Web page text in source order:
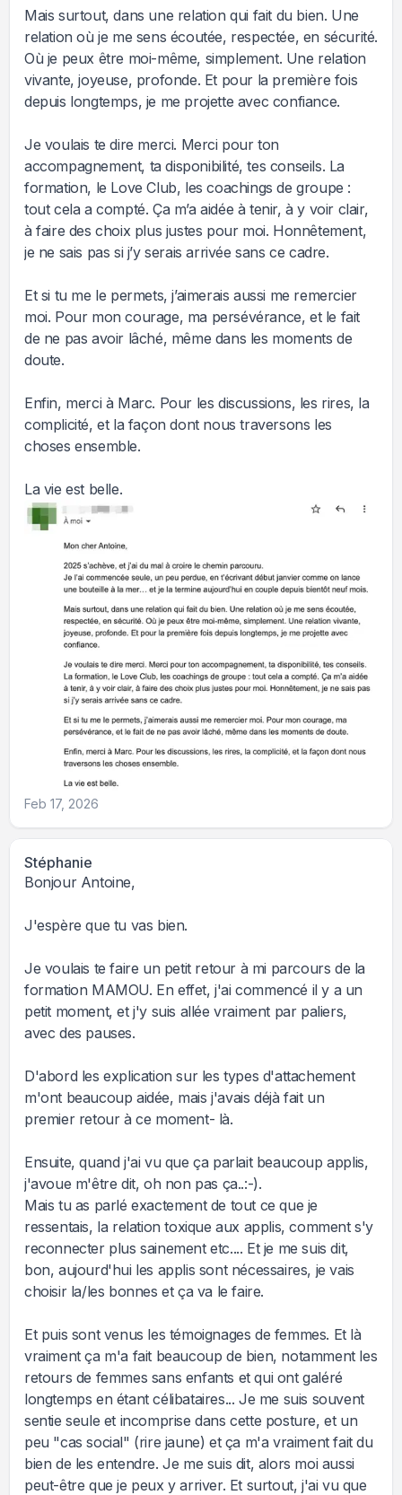
Mais surtout, dans une relation qui fait du bien. Une
relation où je me sens écoutée, respectée, en sécurité.
Où je peux être moi-même, simplement. Une relation
vivante, joyeuse, profonde. Et pour la première fois
depuis longtemps, je me projette avec confiance.
Je voulais te dire merci. Merci pour ton
accompagnement, ta disponibilité, tes conseils. La
formation, le Love Club, les coachings de groupe :
tout cela a compté. Ça m’a aidée à tenir, à y voir clair,
à faire des choix plus justes pour moi. Honnêtement,
je ne sais pas si j’y serais arrivée sans ce cadre.
Et si tu me le permets, j’aimerais aussi me remercier
moi. Pour mon courage, ma persévérance, et le fait
de ne pas avoir lâché, même dans les moments de
doute.
Enfin, merci à Marc. Pour les discussions, les rires, la
complicité, et la façon dont nous traversons les
choses ensemble.
La vie est belle.
Feb 17, 2026
Stéphanie
Bonjour Antoine,
J'espère que tu vas bien.
Je voulais te faire un petit retour à mi parcours de la
formation MAMOU. En effet, j'ai commencé il y a un
petit moment, et j'y suis allée vraiment par paliers,
avec des pauses.
D'abord les explication sur les types d'attachement
m'ont beaucoup aidée, mais j'avais déjà fait un
premier retour à ce moment- là.
Ensuite, quand j'ai vu que ça parlait beaucoup applis,
j'avoue m'être dit, oh non pas ça..:-).
Mais tu as parlé exactement de tout ce que je
ressentais, la relation toxique aux applis, comment s'y
reconnecter plus sainement etc.... Et je me suis dit,
bon, aujourd'hui les applis sont nécessaires, je vais
choisir la/les bonnes et ça va le faire.
Et puis sont venus les témoignages de femmes. Et là
vraiment ça m'a fait beaucoup de bien, notamment les
retours de femmes sans enfants et qui ont galéré
longtemps en étant célibataires... Je me suis souvent
sentie seule et incomprise dans cette posture, et un
peu "cas social" (rire jaune) et ça m'a vraiment fait du
bien de les entendre. Je me suis dit, alors moi aussi
peut-être que je peux y arriver. Et surtout, j'ai vu que